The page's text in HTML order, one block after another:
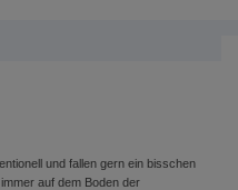
und fallen gern ein bisschen
auf dem Boden der